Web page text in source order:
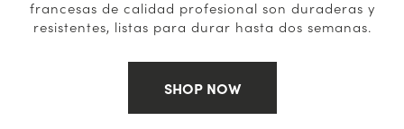
francesas de calidad profesional son duraderas y
resistentes, listas para durar hasta dos semanas.
SHOP NOW